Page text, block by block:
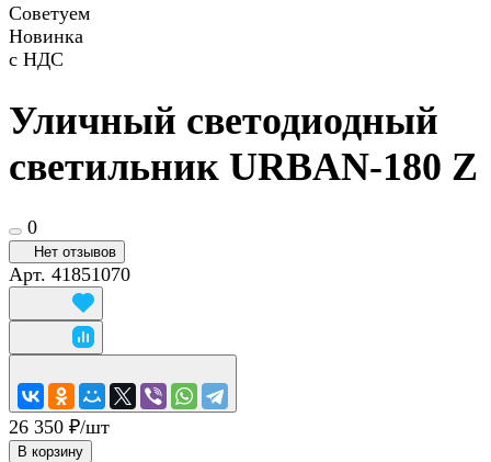
Советуем
Новинка
с НДС
Уличный светодиодный
светильник URBAN-180 Z
0
Нет отзывов
Арт. 41851070
26 350 ₽/шт
В корзину